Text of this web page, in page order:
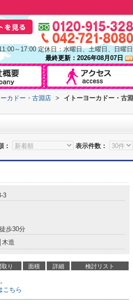
～17:00 定休日：水曜日、土曜日、日曜日
最終更新：2026年08月07日
カドー・古淵店 >
イトーヨーカドー・古淵
： 表示件数：
3
歩30分
木造
取り 面積 詳細 検討リスト
こちら